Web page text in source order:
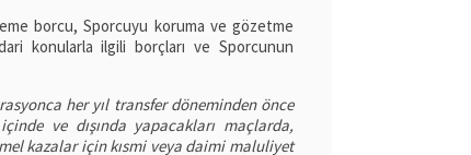
borcu, Sporcuyu koruma ve gözetme
konularla ilgili borçları ve Sporcunun
her yıl transfer döneminden önce
ve dışında yapacakları maçlarda,
kazalar için kısmi veya daimi maluliyet